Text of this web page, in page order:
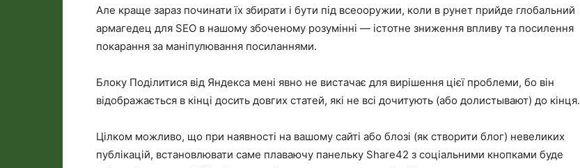
Але краще зараз починати їх збирати і бути під всеооружии, коли в рунет прийде глобальний
армагедец для SEO в нашому збоченому розумінні — істотне зниження впливу та посилення
покарання за маніпулювання посиланнями.
Блоку Поділитися від Яндекса мені явно не вистачає для вирішення цієї проблеми, бо він
відображається в кінці досить довгих статей, які не всі дочитують (або долистывают) до кінця.
Цілком можливо, що при наявності на вашому сайті або блозі (як створити блог) невеликих
публікацій, встановлювати саме плаваючу панельку Share42 з соціальними кнопками буде